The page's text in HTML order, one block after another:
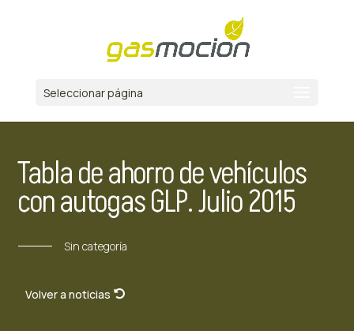
Seleccionar página
Tabla de ahorro de vehículos
con autogas GLP. Julio 2015
Sin categoría
Volver a noticias